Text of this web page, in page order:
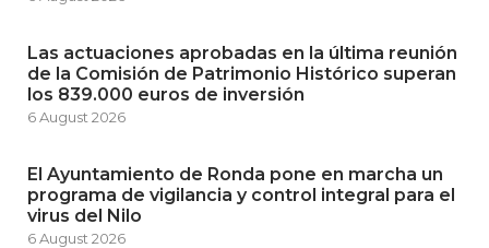
Las actuaciones aprobadas en la última reunión
de la Comisión de Patrimonio Histórico superan
los 839.000 euros de inversión
6 August 2026
El Ayuntamiento de Ronda pone en marcha un
programa de vigilancia y control integral para el
virus del Nilo
6 August 2026